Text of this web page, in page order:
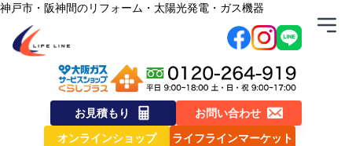
内容をスキップ
神戸市・阪神間のリフォーム・太陽光発電・ガス機器
株式会社ライフライン
お見積もり
お問い合わせ
オンラインショップ
ライフラインマーケット